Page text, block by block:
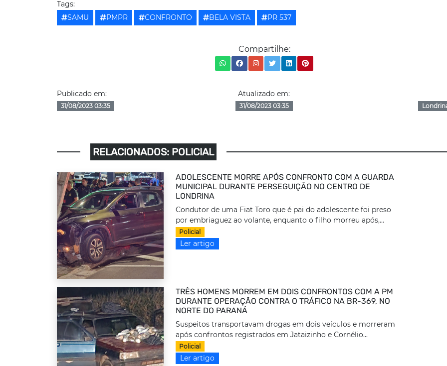
Tags:
SAMU
PMPR CONFRONTO BELA VISTA PR 537
Compartilhe:
Publicado em:
31/08/2023 03:35
Atualizado em:
31/08/2023 03:35
RELACIONADOS: POLICIAL
ADOLESCENTE MORRE APÓS CONFRONTO COM A GUARDA
MUNICIPAL DURANTE PERSEGUIÇÃO NO CENTRO DE
LONDRINA
Condutor de uma Fiat Toro que é pai do adolescente foi preso
por embriaguez ao volante, enquanto o filho morreu após,...
Policial
Ler artigo
TRÊS HOMENS MORREM EM DOIS CONFRONTOS COM A PM
DURANTE OPERAÇÃO CONTRA O TRÁFICO NA BR-369, NO
NORTE DO PARANÁ
Suspeitos transportavam drogas em dois veículos e morreram
após confrontos registrados em Jataizinho e Cornélio...
Policial
Ler artigo